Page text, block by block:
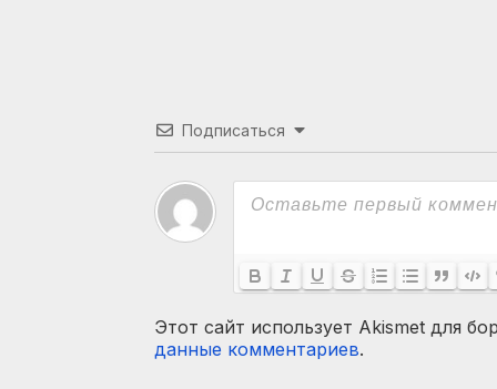
Подписаться
Этот сайт использует Akismet для
данные комментариев.